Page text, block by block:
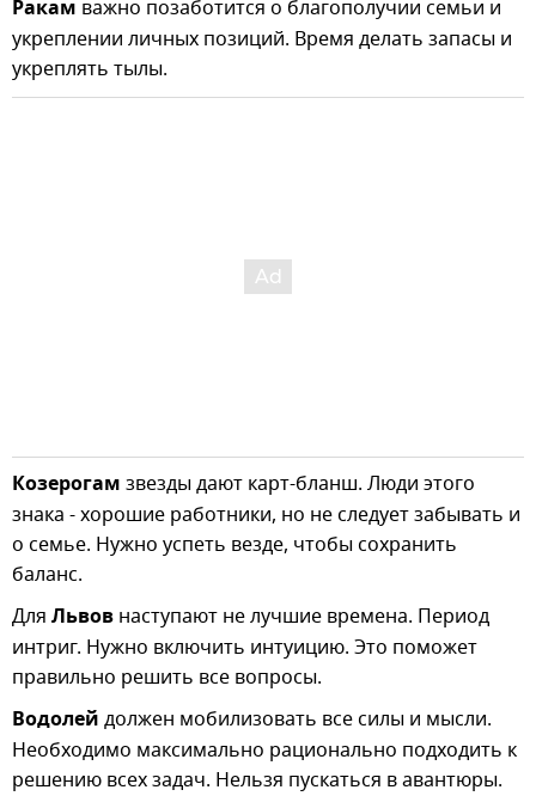
Ракам важно позаботится о благополучии семьи и
укреплении личных позиций. Время делать запасы и
укреплять тылы.
Козерогам звезды дают карт-бланш. Люди этого
знака - хорошие работники, но не следует забывать и
о семье. Нужно успеть везде, чтобы сохранить
баланс.
Для Львов наступают не лучшие времена. Период
интриг. Нужно включить интуицию. Это поможет
правильно решить все вопросы.
Водолей должен мобилизовать все силы и мысли.
Необходимо максимально рационально подходить к
решению всех задач. Нельзя пускаться в авантюры.